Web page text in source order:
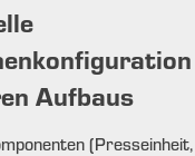
Aufbaus